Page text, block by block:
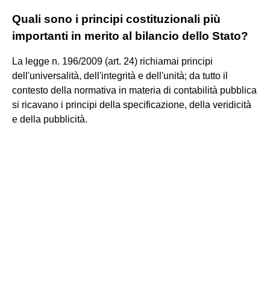
Quali sono i principi costituzionali più
importanti in merito al bilancio dello Stato?
La legge n. 196/2009 (art. 24) richiamai principi
dell'universalità, dell'integrità e dell'unità; da tutto il
contesto della normativa in materia di contabilità pubblica
si ricavano i principi della specificazione, della veridicità
e della pubblicità.